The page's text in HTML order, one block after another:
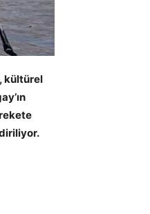
kültürel